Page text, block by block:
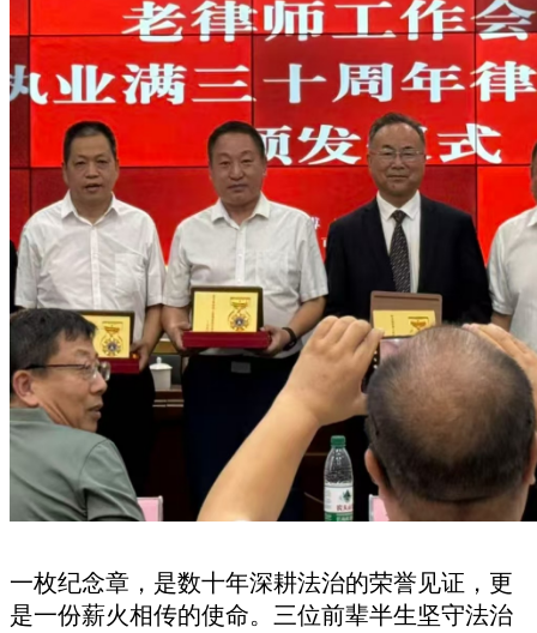
一枚纪念章，是数十年深耕法治的荣誉见证，更
是一份薪火相传的使命。三位前辈半生坚守法治